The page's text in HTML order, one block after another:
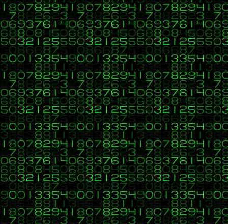
31 C, C++, C#, Java, Visual Basic, HTML, PHP, CSS,
«en:20 de Marzo 2017, 16:26 »
Hola Chuckyldo,
el CSS interno, escribimos el código CSS en el archivo,
el CSS externo , se enlace la página que estamos trabajando a
<link rel="stylesheet" type="text/css"
e irá tambien dentro del HEAD.
Saludos
32 C, C++, C#, Java, Visual Basic, HTML, PHP, CSS,
«en:20 de Marzo 2017, 16:11 »
Gracias pedro,,
El enlace era este:
http://cursophp.byethost14.com/formulario/
33 C, C++, C#, Java, Visual Basic, HTML, PHP, CSS,
en: 20 de Marzo 2017, 16:10 »
Gracias pedro,,